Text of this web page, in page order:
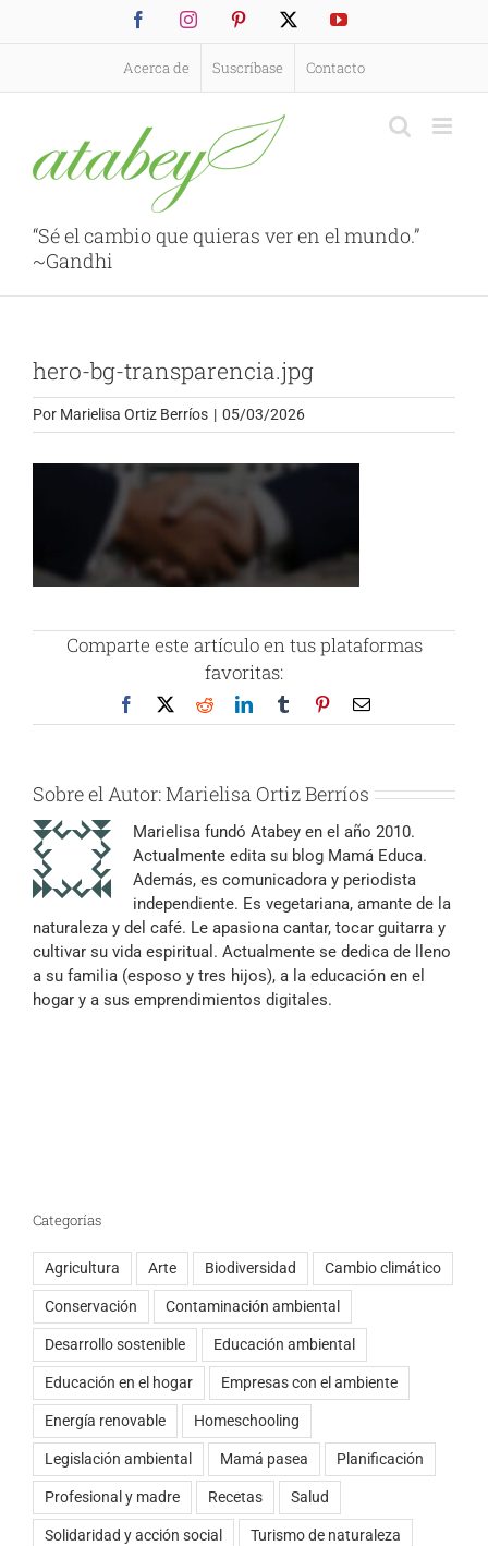
FacebookInstagramPinterest YouTube
Acerca de Suscríbase Contacto
“Sé el cambio que quieras ver en el mundo.”
~Gandhi
hero-bg-transparencia.jpg
Por Marielisa Ortiz Berríos | 05/03/2026
Comparte este artículo en tus plataformas
favoritas:
Facebook RedditLinkedInTumblr PinterestCorreo
electrónico
Sobre el Autor:Marielisa Ortiz Berríos
Marielisa fundó Atabey en el año 2010.
Actualmente edita su blog Mamá Educa.
Además, es comunicadora y periodista
independiente. Es vegetariana, amante de la
naturaleza y del café. Le apasiona cantar, tocar guitarra y
cultivar su vida espiritual. Actualmente se dedica de lleno
a su familia (esposo y tres hijos), a la educación en el
hogar y a sus emprendimientos digitales.
Categorías
Agricultura Arte Biodiversidad Cambio climático
Conservación Contaminación ambiental
Desarrollo sostenible Educación ambiental
Educación en el hogar Empresas con el ambiente
Energía renovable Homeschooling
Legislación ambiental Mamá pasea Planificación
Profesional y madre Recetas Salud
Solidaridad y acción social Turismo de naturaleza